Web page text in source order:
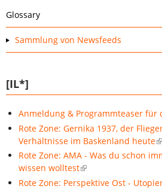
Glossary
Sammlung von Newsfeeds
[IL*]
Anmeldung & Programmteaser für
Rote Zone: Gernika 1937, der
Verhältnisse im Baskenland heute
Rote Zone: AMA - Was du schon
wissen wolltest
Rote Zone: Perspektive Ost -